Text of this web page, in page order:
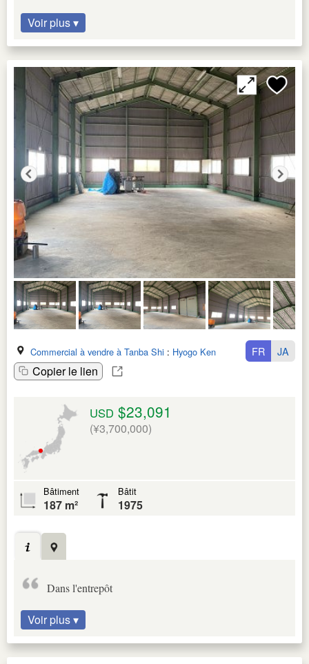
Voir plus ▾
Commercial à vendre à Tanba Shi : Hyogo Ken
Copier le lien
FR JA
USD $23,091
(¥3,700,000)
Bâtiment
187 m²
Bâtit
1975
Dans l'entrepôt
Voir plus ▾